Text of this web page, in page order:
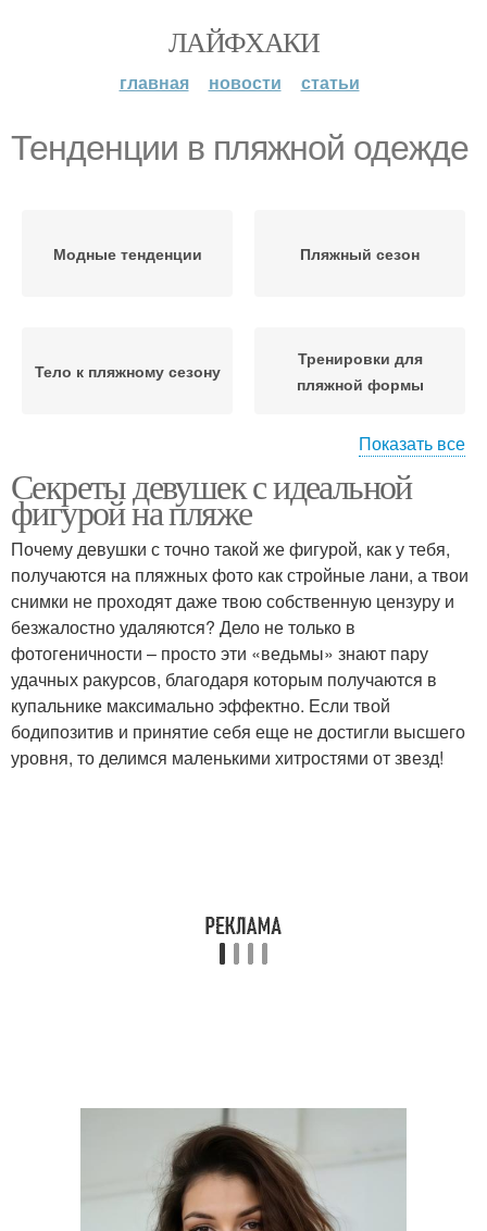
ЛАЙФХАКИ
главная новости статьи
Тенденции в пляжной одежде
Модные тенденции Пляжный сезон
Тело к пляжному сезону
Тренировки для
пляжной формы
Пляжный образ
Упражнение для
пляжной фигуры
Показать все
Секреты девушек с идеальной
фигурой на пляже
Почему девушки с точно такой же фигурой, как у тебя,
получаются на пляжных фото как стройные лани, а твои
снимки не проходят даже твою собственную цензуру и
безжалостно удаляются? Дело не только в
фотогеничности – просто эти «ведьмы» знают пару
удачных ракурсов, благодаря которым получаются в
купальнике максимально эффектно. Если твой
бодипозитив и принятие себя еще не достигли высшего
уровня, то делимся маленькими хитростями от звезд!